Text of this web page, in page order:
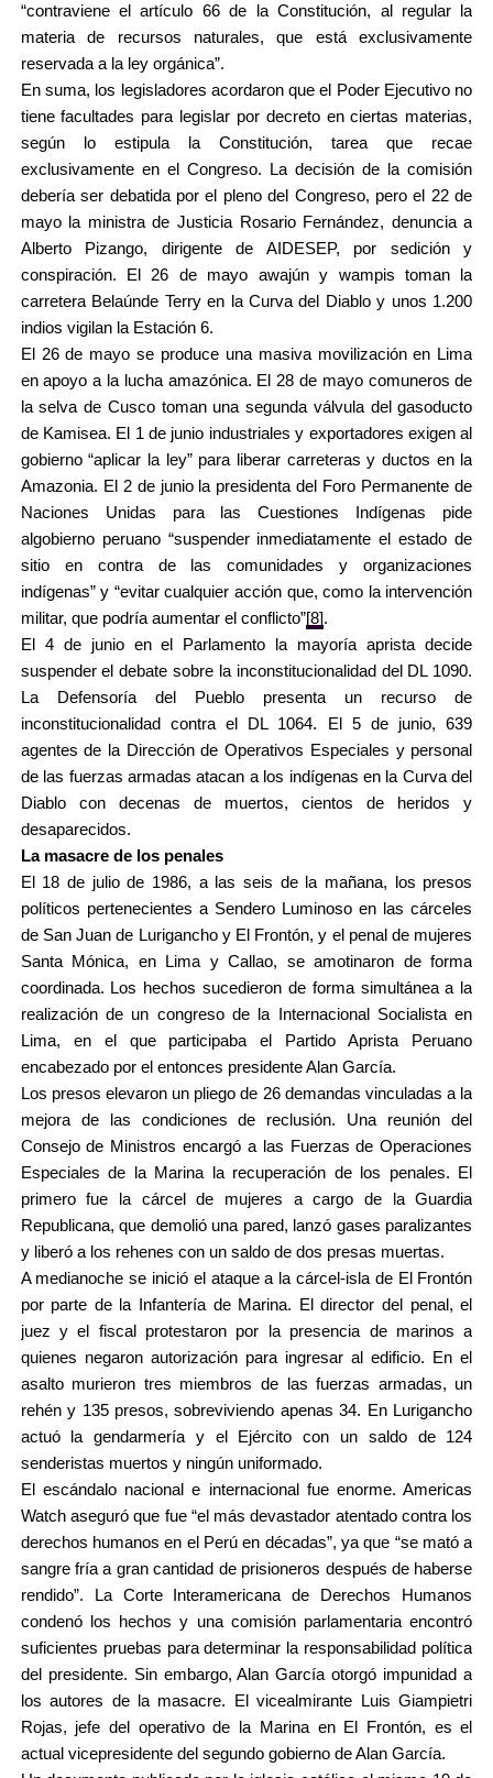
“contraviene el artículo 66 de la Constitución, al regular la
materia de recursos naturales, que está exclusivamente
reservada a la ley orgánica”.
En suma, los legisladores acordaron que el Poder Ejecutivo no
tiene facultades para legislar por decreto en ciertas materias,
según lo estipula la Constitución, tarea que recae
exclusivamente en el Congreso. La decisión de la comisión
debería ser debatida por el pleno del Congreso, pero el 22 de
mayo la ministra de Justicia Rosario Fernández, denuncia a
Alberto Pizango, dirigente de AIDESEP, por sedición y
conspiración. El 26 de mayo awajún y wampis toman la
carretera Belaúnde Terry en la Curva del Diablo y unos 1.200
indios vigilan la Estación 6.
El 26 de mayo se produce una masiva movilización en Lima
en apoyo a la lucha amazónica. El 28 de mayo comuneros de
la selva de Cusco toman una segunda válvula del gasoducto
de Kamisea. El 1 de junio industriales y exportadores exigen al
gobierno “aplicar la ley” para liberar carreteras y ductos en la
Amazonia. El 2 de junio la presidenta del Foro Permanente de
Naciones Unidas para las Cuestiones Indígenas pide
algobierno peruano “suspender inmediatamente el estado de
sitio en contra de las comunidades y organizaciones
indígenas” y “evitar cualquier acción que, como la intervención
militar, que podría aumentar el conflicto”[8].
El 4 de junio en el Parlamento la mayoría aprista decide
suspender el debate sobre la inconstitucionalidad del DL 1090.
La Defensoría del Pueblo presenta un recurso de
inconstitucionalidad contra el DL 1064. El 5 de junio, 639
agentes de la Dirección de Operativos Especiales y personal
de las fuerzas armadas atacan a los indígenas en la Curva del
Diablo con decenas de muertos, cientos de heridos y
desaparecidos.
La masacre de los penales
El 18 de julio de 1986, a las seis de la mañana, los presos
políticos pertenecientes a Sendero Luminoso en las cárceles
de San Juan de Lurigancho y El Frontón, y el penal de mujeres
Santa Mónica, en Lima y Callao, se amotinaron de forma
coordinada. Los hechos sucedieron de forma simultánea a la
realización de un congreso de la Internacional Socialista en
Lima, en el que participaba el Partido Aprista Peruano
encabezado por el entonces presidente Alan García.
Los presos elevaron un pliego de 26 demandas vinculadas a la
mejora de las condiciones de reclusión. Una reunión del
Consejo de Ministros encargó a las Fuerzas de Operaciones
Especiales de la Marina la recuperación de los penales. El
primero fue la cárcel de mujeres a cargo de la Guardia
Republicana, que demolió una pared, lanzó gases paralizantes
y liberó a los rehenes con un saldo de dos presas muertas.
A medianoche se inició el ataque a la cárcel-isla de El Frontón
por parte de la Infantería de Marina. El director del penal, el
juez y el fiscal protestaron por la presencia de marinos a
quienes negaron autorización para ingresar al edificio. En el
asalto murieron tres miembros de las fuerzas armadas, un
rehén y 135 presos, sobreviviendo apenas 34. En Lurigancho
actuó la gendarmería y el Ejército con un saldo de 124
senderistas muertos y ningún uniformado.
El escándalo nacional e internacional fue enorme. Americas
Watch aseguró que fue “el más devastador atentado contra los
derechos humanos en el Perú en décadas”, ya que “se mató a
sangre fría a gran cantidad de prisioneros después de haberse
rendido”. La Corte Interamericana de Derechos Humanos
condenó los hechos y una comisión parlamentaria encontró
suficientes pruebas para determinar la responsabilidad política
del presidente. Sin embargo, Alan García otorgó impunidad a
los autores de la masacre. El vicealmirante Luis Giampietri
Rojas, jefe del operativo de la Marina en El Frontón, es el
actual vicepresidente del segundo gobierno de Alan García.